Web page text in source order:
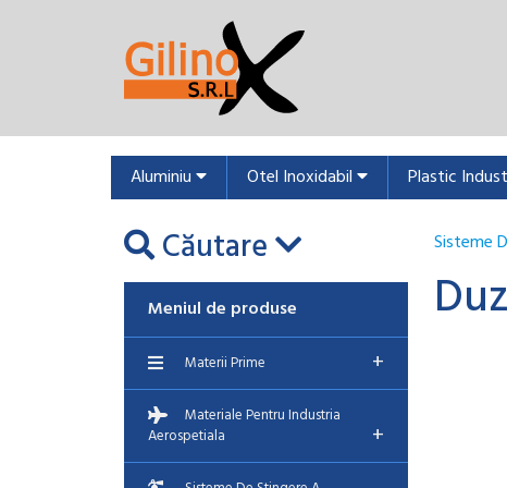
Aluminiu Otel Inoxidabil Plastic
Căutare
Meniul de produse
Materii Prime +
Materiale Pentru Industria
Aerospetiala
+
Sisteme